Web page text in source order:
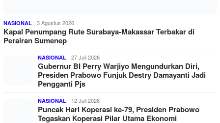
NASIONAL 3 Agustus 2026
Kapal Penumpang Rute Surabaya-Makassar Terbakar di
Perairan Sumenep
NASIONAL 27 Juli 2026
Gubernur BI Perry Warjiyo Mengundurkan Diri,
Presiden Prabowo Funjuk Destry Damayanti Jadi
Pengganti Pjs
NASIONAL 12 Juli 2026
Puncak Hari Koperasi ke-79, Presiden Prabowo
Tegaskan Koperasi Pilar Utama Ekonomi